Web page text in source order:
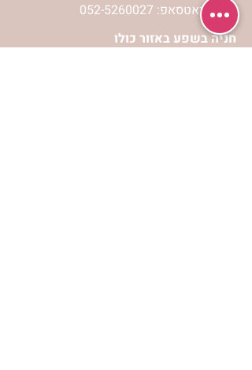
וואטסאפ: 052-5260027
חניה בשפע באזור כולו